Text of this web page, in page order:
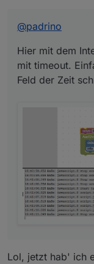
Und hier
@padrino
Hier mit dem
mit timeout.
Feld der Zeit
Lol, jetzt hab' ich